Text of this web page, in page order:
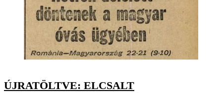
ÚJRATÖLTVE: ELCSALT